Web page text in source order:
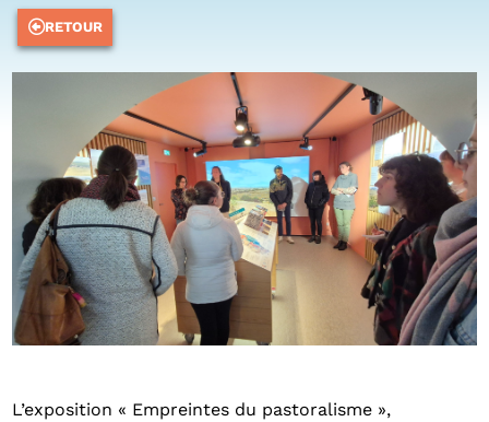
RETOUR
L’exposition « Empreintes du pastoralisme »,